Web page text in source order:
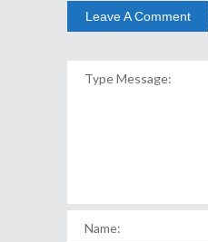
Leave A Comment